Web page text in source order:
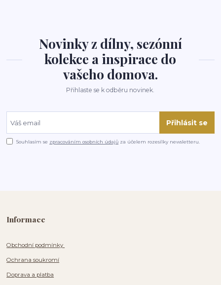
Novinky z dílny, sezónní
kolekce a inspirace do
vašeho domova.
Přihlaste se k odběru novinek.
Přihlásit se
Souhlasím se zpracováním osobních údajů za účelem rozesílky newsletteru.
Informace
Obchodní podmínky
Ochrana soukromí
Doprava a platba